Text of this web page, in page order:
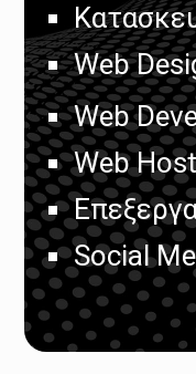
Web
Web
Web
Social